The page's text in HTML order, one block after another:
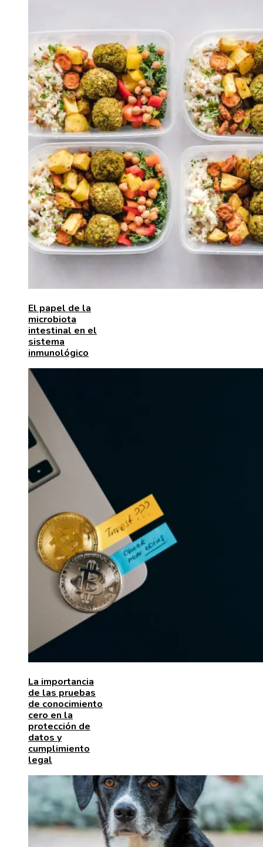
El papel de la
microbiota
intestinal en el
sistema
inmunológico
La importancia
de las pruebas
de conocimiento
cero en la
protección de
datos y
cumplimiento
legal